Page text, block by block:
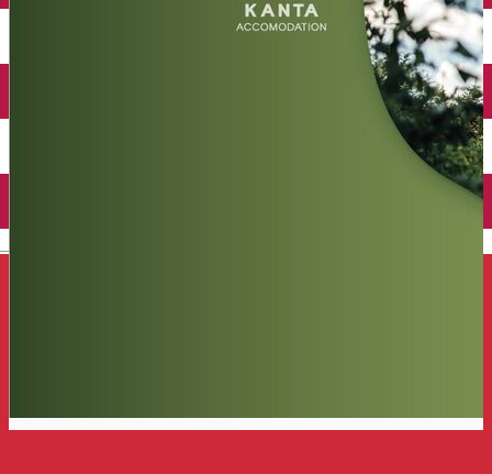
Închirieri de biciclete